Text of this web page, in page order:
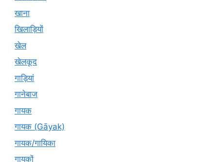
खाना
खिलाड़ियों
खेल
खेलकूद
गाड़ियां
गानेबाज
गायक
गायक (Gāyak)
गायक/गायिका
गायकों